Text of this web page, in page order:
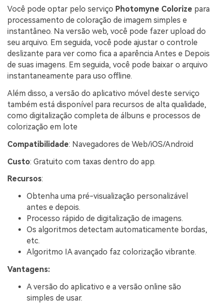
Você pode optar pelo serviço Photomyne Colorize para
processamento de coloração de imagem simples e
instantâneo. Na versão web, você pode fazer upload do
seu arquivo. Em seguida, você pode ajustar o controle
deslizante para ver como fica a aparência Antes e Depois
de suas imagens. Em seguida, você pode baixar o arquivo
instantaneamente para uso offline.
Além disso, a versão do aplicativo móvel deste serviço
também está disponível para recursos de alta qualidade,
como digitalização completa de álbuns e processos de
colorização em lote
Compatibilidade: Navegadores de Web/iOS/Android
Custo: Gratuito com taxas dentro do app.
Recursos:
Obtenha uma pré-visualização personalizável
antes e depois.
Processo rápido de digitalização de imagens.
Os algoritmos detectam automaticamente bordas,
etc.
Algoritmo IA avançado faz colorização vibrante.
Vantagens:
A versão do aplicativo e a versão online são
simples de usar.